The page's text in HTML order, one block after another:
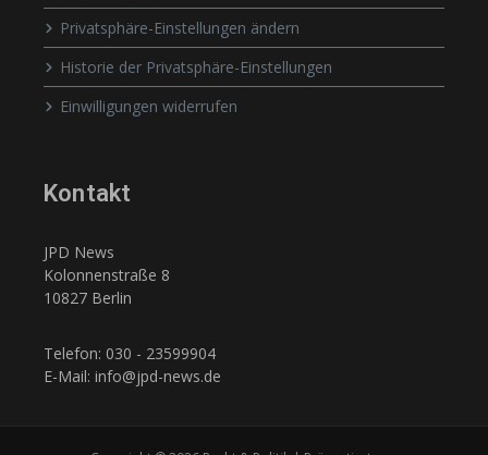
Privatsphäre-Einstellungen ändern
Historie der Privatsphäre-Einstellungen
Einwilligungen widerrufen
Kontakt
JPD News
Kolonnenstraße 8
10827 Berlin
Telefon: 030 - 23599904
E-Mail: info@jpd-news.de